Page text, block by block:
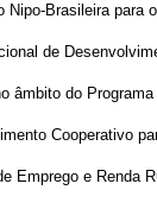
Brasileira
de
do
Cooperativo
Emprego e Renda